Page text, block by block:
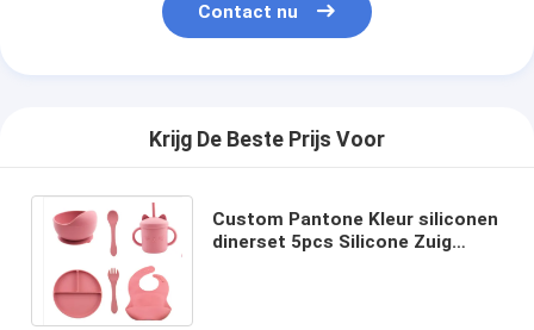
Contact nu
Krijg De Beste Prijs Voor
Custom Pantone Kleur siliconen
dinerset 5pcs Silicone Zuig